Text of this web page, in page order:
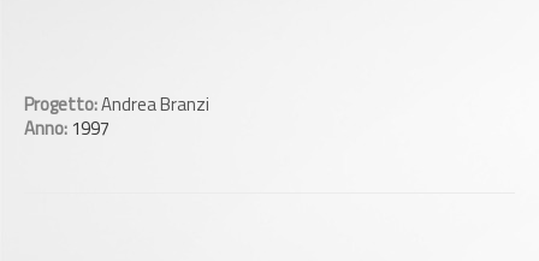
Progetto:Andrea Branzi
Anno: 1997